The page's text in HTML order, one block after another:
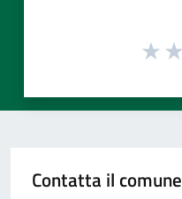
Contatta il comune